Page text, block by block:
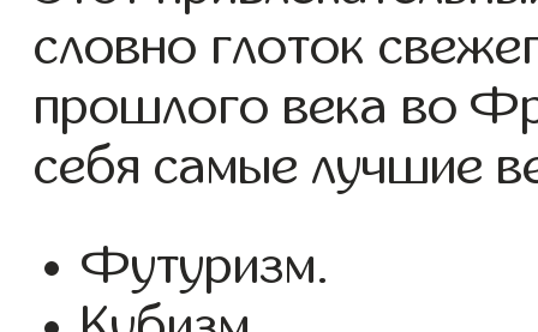
словно глоток
прошлого века во
себя самые лучшие
Футуризм.